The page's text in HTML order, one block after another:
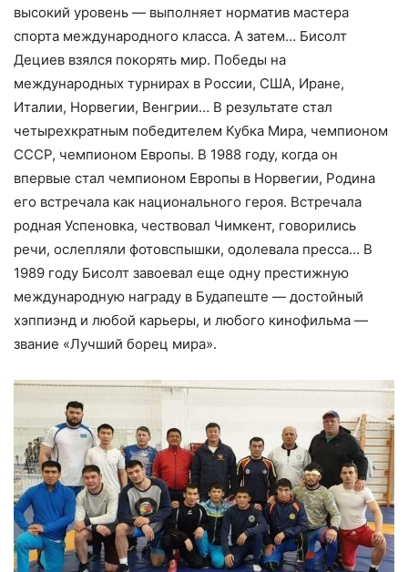
высокий уровень — выполняет норматив мастера
спорта международного класса. А затем… Бисолт
Дециев взялся покорять мир. Победы на
международных турнирах в России, США, Иране,
Италии, Норвегии, Венгрии… В результате стал
четырехкратным победителем Кубка Мира, чемпионом
СССР, чемпионом Европы. В 1988 году, когда он
впервые стал чемпионом Европы в Норвегии, Родина
его встречала как национального героя. Встречала
родная Успеновка, чествовал Чимкент, говорились
речи, ослепляли фотовспышки, одолевала пресса… В
1989 году Бисолт завоевал еще одну престижную
международную награду в Будапеште — достойный
хэппиэнд и любой карьеры, и любого кинофильма —
звание «Лучший борец мира».